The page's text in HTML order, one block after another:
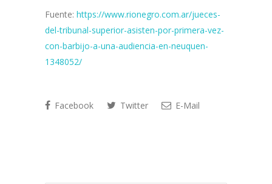
Fuente: https://www.rionegro.com.ar/jueces-
del-tribunal-superior-asisten-por-primera-vez-
con-barbijo-a-una-audiencia-en-neuquen-
1348052/
Facebook Twitter E-Mail